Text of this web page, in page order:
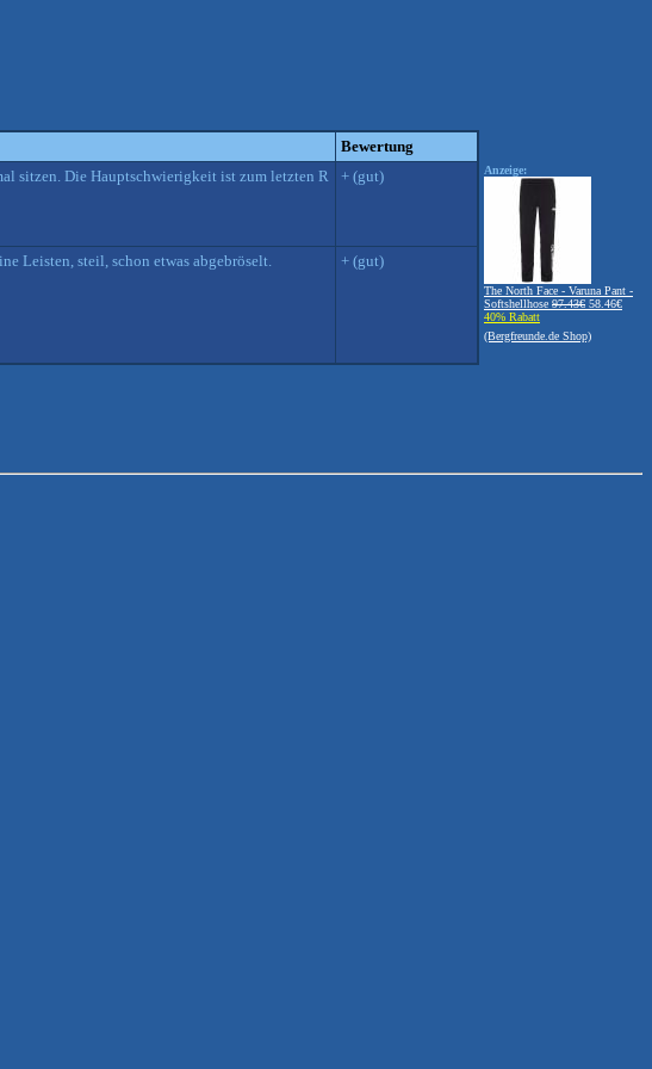
Bewertung
sitzen. Die Hauptschwierigkeit ist zum letzten R
+ (gut)
Leisten, steil, schon etwas abgebröselt.
+ (gut)
Anzeige:
The North Face - Varuna Pant -
Softshellhose 97.43€ 58.46€
40% Rabatt
(Bergfreunde.de Shop)